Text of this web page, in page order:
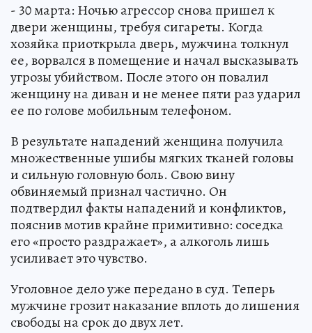
- 30 марта: Ночью агрессор снова пришел к
двери женщины, требуя сигареты. Когда
хозяйка приоткрыла дверь, мужчина толкнул
ее, ворвался в помещение и начал высказывать
угрозы убийством. После этого он повалил
женщину на диван и не менее пяти раз ударил
ее по голове мобильным телефоном.
В результате нападений женщина получила
множественные ушибы мягких тканей головы
и сильную головную боль. Свою вину
обвиняемый признал частично. Он
подтвердил факты нападений и конфликтов,
пояснив мотив крайне примитивно: соседка
его «просто раздражает», а алкоголь лишь
усиливает это чувство.
Уголовное дело уже передано в суд. Теперь
мужчине грозит наказание вплоть до лишения
свободы на срок до двух лет.